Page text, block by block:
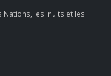
Nations, les Inuits et les